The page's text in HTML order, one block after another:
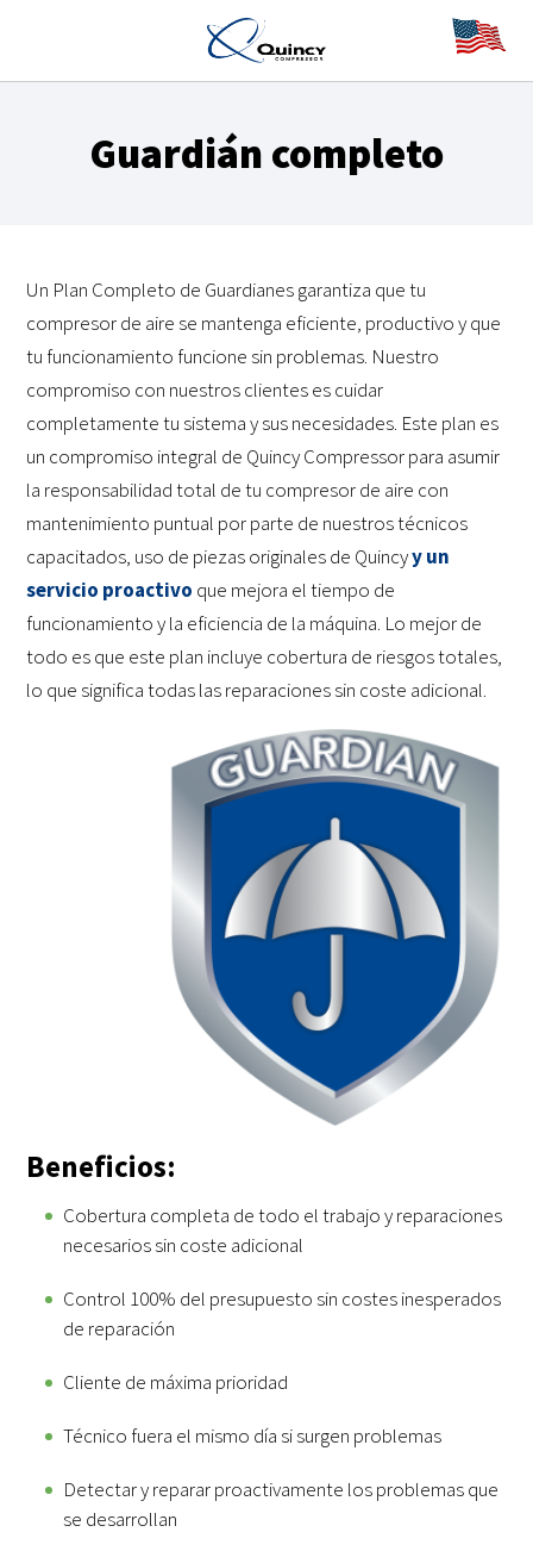
Guardián completo
Un Plan Completo de Guardianes garantiza que tu
compresor de aire se mantenga eficiente, productivo y que
tu funcionamiento funcione sin problemas. Nuestro
compromiso con nuestros clientes es cuidar
completamente tu sistema y sus necesidades. Este plan es
un compromiso integral de Quincy Compressor para asumir
la responsabilidad total de tu compresor de aire con
mantenimiento puntual por parte de nuestros técnicos
capacitados, uso de piezas originales de Quincyy un
servicio proactivo que mejora el tiempo de
funcionamiento y la eficiencia de la máquina. Lo mejor de
todo es que este plan incluye cobertura de riesgos totales,
lo que significa todas las reparaciones sin coste adicional.
Beneficios:
Cobertura completa de todo el trabajo y reparaciones
necesarios sin coste adicional
Control 100% del presupuesto sin costes inesperados
de reparación
Cliente de máxima prioridad
Técnico fuera el mismo día si surgen problemas
Detectar y reparar proactivamente los problemas que
se desarrollan